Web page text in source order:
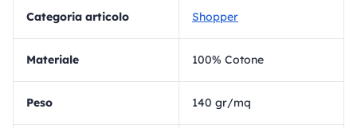
Categoria articolo Shopper
materiale 100% Cotone
Peso 140 gr/mq